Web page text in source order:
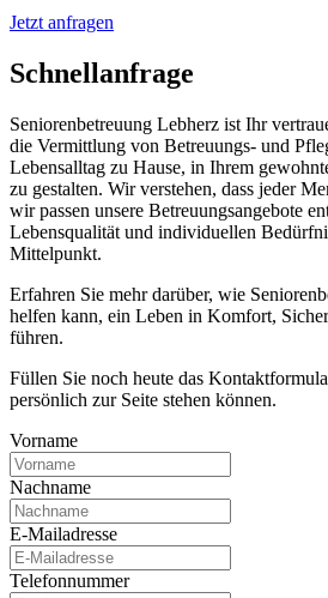
Jetzt anfragen
Schnell­anfrage
Seniorenbetreuung Lebherz ist Ihr
die Vermittlung von Betreuungs- und
Lebensalltag zu Hause, in Ihrem
zu gestalten. Wir verstehen, dass jeder
wir passen unsere Betreuungsangebote
Lebensqualität und individuellen
Mittelpunkt.
Erfahren Sie mehr darüber, wie
helfen kann, ein Leben in Komfort,
führen.
Füllen Sie noch heute das
persönlich zur Seite stehen können.
Vorname
Nachname
E-Mailadresse
Telefonnummer